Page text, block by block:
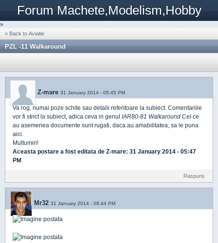
Forum Machete,Modelism,Hobby
»
« Back to Aviatie
PZL -11 Walkaround
Z-mare 31 January 2014 - 05:45 PM
Va rog, numai poze schite sau detalii referitoare la subiect. Comentariile
vor fi strict la subiect, adica ceva in genul IAR80-81 Walkaround Cei ce
au asemenea documente sunt rugati, daca au amabilitatea, sa le puna
aici.
Multumiri!
Aceasta postare a fost editata de Z-mare: 31 January 2014 - 05:47
PM
Raspuns
Mr32 31 January 2014 - 06:44 PM